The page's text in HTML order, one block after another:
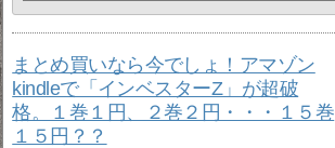
まとめ買いなら今でしょ！アマゾン
kindleで「インベスターZ」が超破
格。１巻１円、２巻２円・・・１５巻
１５円？？